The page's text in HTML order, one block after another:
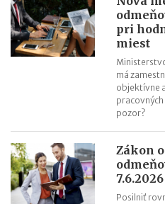
balíky, poštu si vyzdvihnete
Efektívny rast v roku 2026:
online trhovisku
Black Friday: Ako môžu
Najsilnejšia predvianočná
pri
miest
má
objektívne
pracovných
pozor?
Zákon
7.6.2026
Posilniť